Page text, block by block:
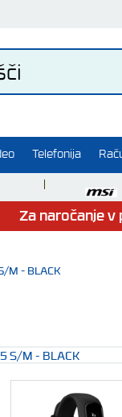
Telefonija
Za naročanje
M - BLACK